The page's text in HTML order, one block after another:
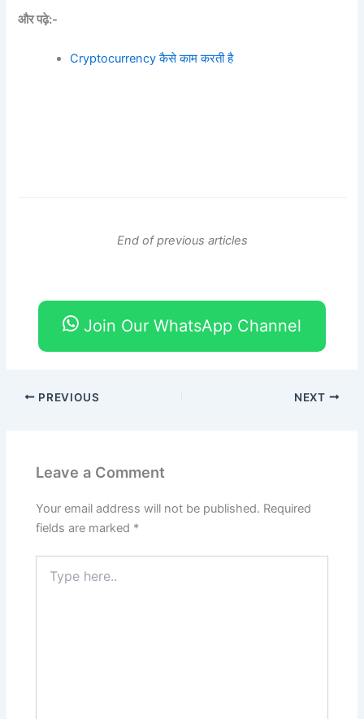
और पढ़े:-
Cryptocurrency कैसे काम करती है
End of previous articles
Join Our WhatsApp Channel
PREVIOUS NEXT
Leave a Comment
Your email address will not be published. Required
fields are marked *
here..